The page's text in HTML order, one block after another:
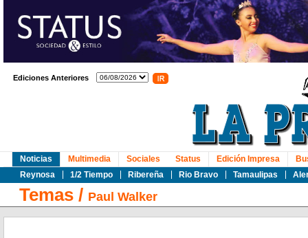
Ediciones Anteriores
Noticias
Reynosa
1/2 Tiempo Ribereña Rio Bravo Tamaulipas
Multimedia Sociales Status Edición Impresa
Temas / Paul Walker